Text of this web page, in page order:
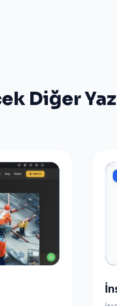
Diğer